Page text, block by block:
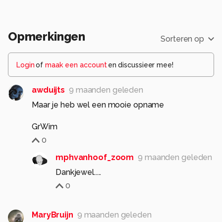
Opmerkingen Sorteren op
Loginof maak een account en discussieer mee!
awduijts 9 maanden geleden
Maar je heb wel een mooie opname
GrWim
0
mphvanhoof_zoom 9 maanden geleden
Dankjewel.....
0
MaryBruijn 9 maanden geleden